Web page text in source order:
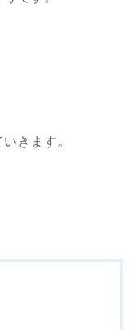
きます。